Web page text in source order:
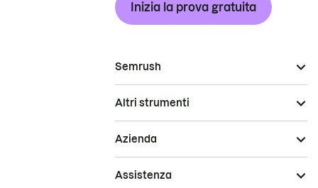
Inizia la prova gratuita
Semrush
Altri strumenti
Azienda
Assistenza